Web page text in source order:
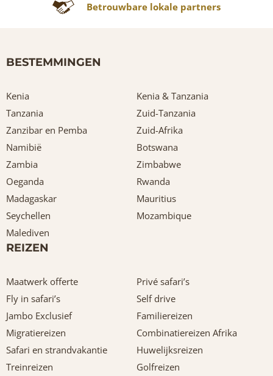
Betrouwbare lokale partners
BESTEMMINGEN
Kenia
Kenia & Tanzania
Tanzania
Zuid-Tanzania
Zanzibar en Pemba
Zuid-Afrika
Namibië
Botswana
Zambia
Zimbabwe
Oeganda
Rwanda
Madagaskar
Mauritius
Seychellen
Mozambique
Malediven
REIZEN
Maatwerk offerte
Privé safari’s
Fly in safari’s
Self drive
Jambo Exclusief
Familiereizen
Migratiereizen
Combinatiereizen Afrika
Safari en strandvakantie
Huwelijksreizen
Treinreizen
Golfreizen